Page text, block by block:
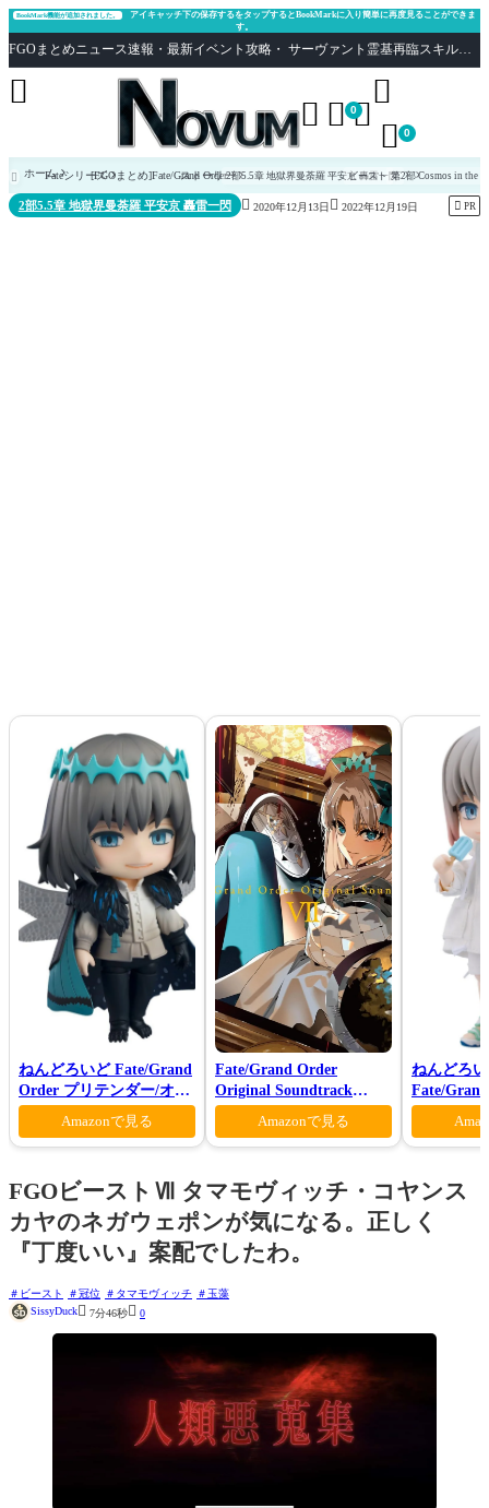
BookMark機能が追加されました。
アイキャッチ下の保存するをタップするとBookMarkに入り簡単に再度見ることができま
す。
FGOまとめニュース速報・最新イベント攻略・ サーヴァント霊基再臨スキル性能評価まとめ Fate/Grand Order
  0

 0

 ホームFateシリーズ[FGOまとめ]Fate/Grand Order
ストーリー2部5.5章 地獄界曼荼羅 平安京 轟雷一閃
ビースト 第2部 Cosmos in the
2部5.5章 地獄界曼荼羅 平安京 轟雷一閃  2020年12月13日  2022年12月19日  PR
ねんどろいど Fate/Grand
Order プリテンダー/オベ
ロン ヴォーティガーン
Amazonで見る
Fate/Grand Order
Original Soundtrack
Ⅶ(初回仕様限定盤)
Amazonで見る
ねんどろ
Fate/
ンダー/オ
マー・プ
FGOビーストⅦ タマモヴィッチ・コヤンス
カヤのネガウェポンが気になる。正しく
『丁度いい』案配でしたわ。
ビースト 冠位 タマモヴィッチ
玉藻
SissyDuck 7分46秒 0